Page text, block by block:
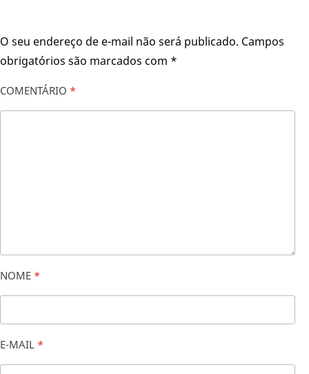
O seu endereço de e-mail não será publicado. Campos
obrigatórios são marcados com *
COMENTÁRIO *
NOME *
E-MAIL *